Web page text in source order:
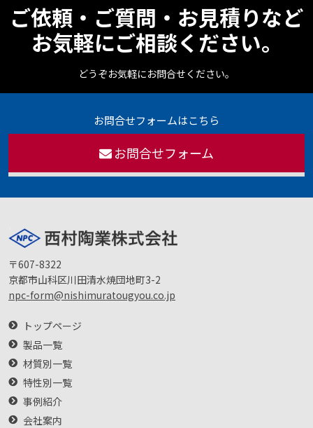
ご依頼・ご質問・お見積りなど
お気軽にご相談ください。
どうぞお気軽にお問合せください。
お問合せフォームはこちら
お問合せフォーム
〒607-8322
京都市山科区川田清水焼団地町3-2
npc-form@nishimuratougyou.co.jp
トップページ
製品一覧
材質別一覧
特性別一覧
事例紹介
会社案内